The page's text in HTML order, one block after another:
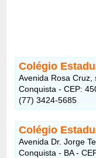
Colégio
Avenida Rosa Cruz,
Conquista - CEP:
(77) 3424-5685
Colégio
Avenida Dr. Jorge
Conquista - BA -